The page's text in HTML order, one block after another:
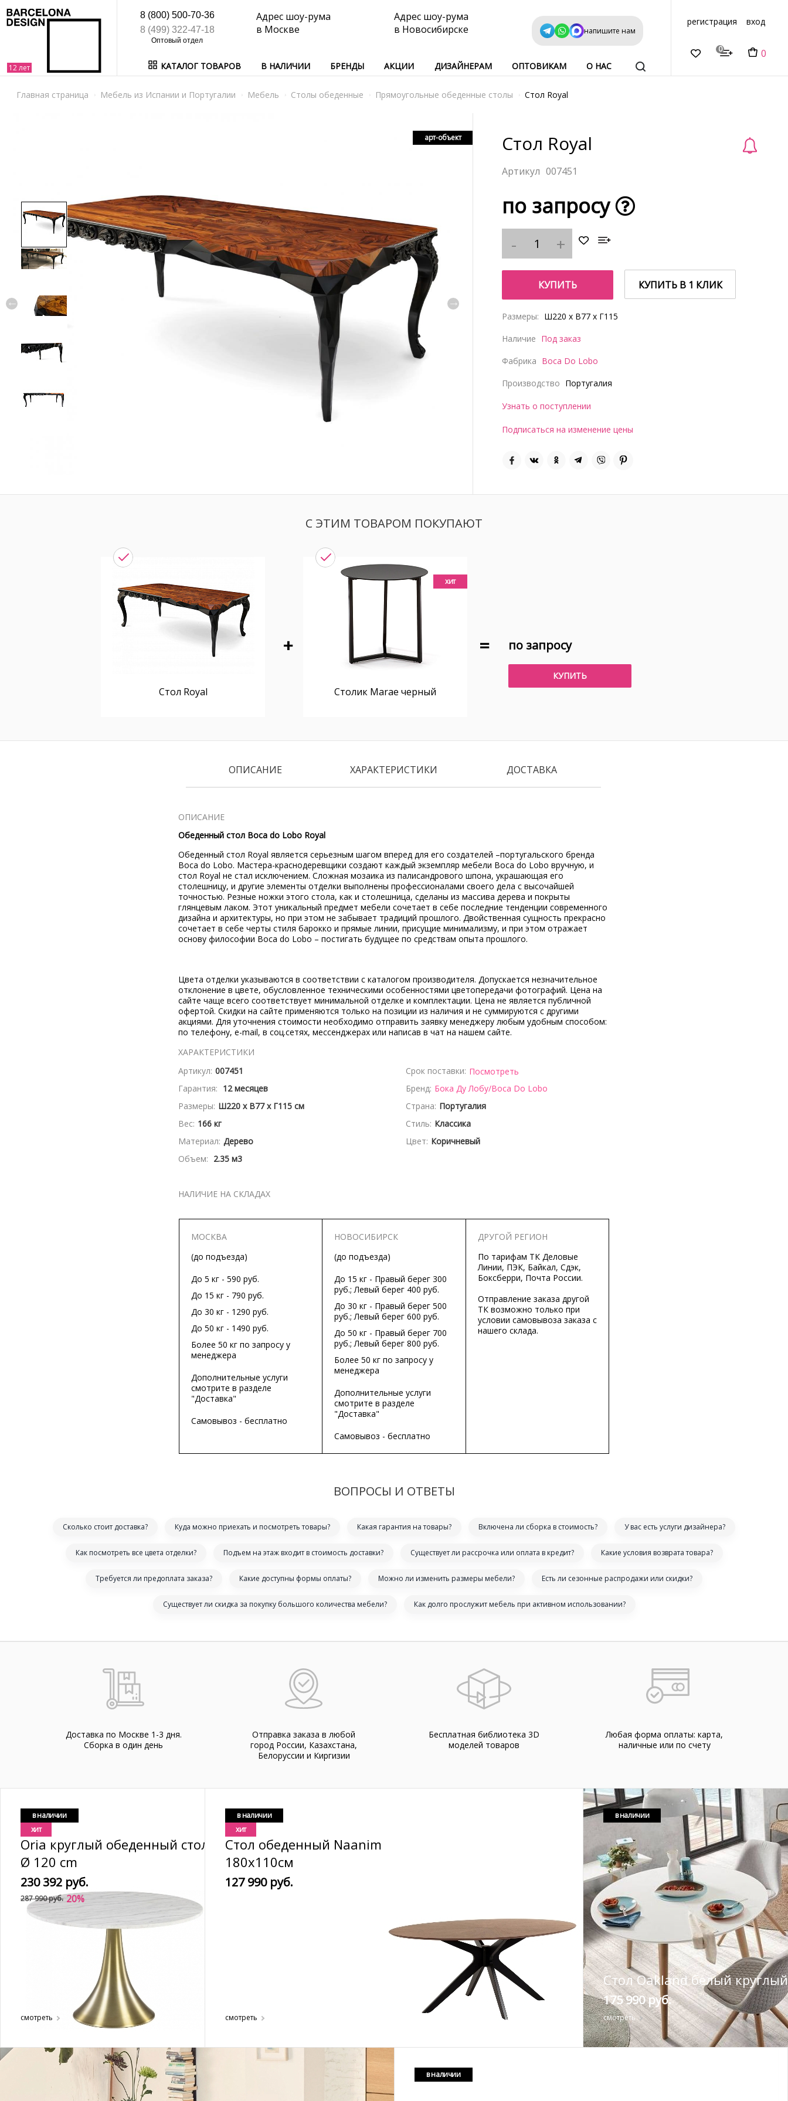
8 (800) 500-70-36
8 (499) 322-47-18
Адрес шоу-рума
в Москве
Адрес шоу-рума
в Новосибирске
напишите нам
КАТАЛОГ ТОВАРОВ В НАЛИЧИИ БРЕНДЫ АКЦИИ ДИЗАЙНЕРАМ ОПТОВИКАМ О НАС
регистрация вход
0 0
Главная страница Мебель из Испании и Португалии Мебель Столы обеденные Прямоугольные обеденные столы Стол Royal
арт-объект Стол Royal
007451
по запросу
КУПИТЬ КУПИТЬ В 1 КЛИК
Размеры: Ш220 x В77 x Г115
Наличие Под заказ
Фабрика Boca Do Lobo
Производство Португалия
Узнать о поступлении
Подписаться на изменение цены
С ЭТИМ ТОВАРОМ ПОКУПАЮТ
Стол Royal
хит
Столик Marae черный
по запросу
КУПИТЬ
ОПИСАНИЕ ХАРАКТЕРИСТИКИ ДОСТАВКА
ОПИСАНИЕ
Обеденный стол Boca do Lobo Royal
Обеденный стол Royal является серьезным шагом вперед для его создателей –португальского бренда
Boca do Lobo. Мастера-краснодеревщики создают каждый экземпляр мебели Boca do Lobo вручную, и
стол Royal не стал исключением. Сложная мозаика из палисандрового шпона, украшающая его
столешницу, и другие элементы отделки выполнены профессионалами своего дела с высочайшей
точностью. Резные ножки этого стола, как и столешница, сделаны из массива дерева и покрыты
глянцевым лаком. Этот уникальный предмет мебели сочетает в себе последние тенденции современного
дизайна и архитектуры, но при этом не забывает традиций прошлого. Двойственная сущность прекрасно
сочетает в себе черты стиля барокко и прямые линии, присущие минимализму, и при этом отражает
основу философии Boca do Lobo – постигать будущее по средствам опыта прошлого.
Цвета отделки указываются в соответствии с каталогом производителя. Допускается незначительное
отклонение в цвете, обусловленное техническими особенностями цветопередачи фотографий. Цена на
сайте чаще всего соответствует минимальной отделке и комплектации. Цена не является публичной
офертой. Скидки на сайте применяются только на позиции из наличия и не суммируются с другими
акциями. Для уточнения стоимости необходимо отправить заявку менеджеру любым удобным способом:
по телефону, e-mail, в соц.сетях, мессенджерах или написав в чат на нашем сайте.
ХАРАКТЕРИСТИКИ
Артикул: 007451 Срок поставки: Посмотреть
Гарантия: 12 месяцев Бренд: Бока Ду Лобу/Boca Do Lobo
Размеры: Ш220 x В77 x Г115 см Страна: Португалия
Вес: 166 кг Стиль: Классика
Материал: Дерево Цвет: Коричневый
Объем: 2.35 м3
НАЛИЧИЕ НА СКЛАДАХ
МОСКВА
(до подъезда)
До 5 кг - 590 руб.
До 15 кг - 790 руб.
До 30 кг - 1290 руб.
До 50 кг - 1490 руб.
Более 50 кг по запросу у
менеджера
Дополнительные услуги
смотрите в разделе
"Доставка"
Самовывоз - бесплатно
НОВОСИБИРСК
(до подъезда)
До 15 кг - Правый берег 300
руб.; Левый берег 400 руб.
До 30 кг - Правый берег 500
руб.; Левый берег 600 руб.
До 50 кг - Правый берег 700
руб.; Левый берег 800 руб.
Более 50 кг по запросу у
менеджера
Дополнительные услуги
смотрите в разделе
"Доставка"
Самовывоз - бесплатно
ДРУГОЙ РЕГИОН
По тарифам ТК Деловые
Линии, ПЭК, Байкал, Сдэк,
Боксберри, Почта России.
Отправление заказа другой
ТК возможно только при
условии самовывоза заказа с
нашего склада.
ВОПРОСЫ И ОТВЕТЫ
Сколько стоит доставка? Куда можно приехать и посмотреть товары? Какая гарантия на товары? Включена ли сборка в стоимость? У вас есть услуги дизайнера?
Как посмотреть все цвета отделки? Подъем на этаж входит в стоимость доставки? Существует ли рассрочка или оплата в кредит? Какие условия возврата товара?
Требуется ли предоплата заказа? Какие доступны формы оплаты? Можно ли изменить размеры мебели? Есть ли сезонные распродажи или скидки?
Существует ли скидка за покупку большого количества мебели? Как долго прослужит мебель при активном использовании?
Доставка по Москве 1-3 дня.
Cборка в один день
Отправка заказа в любой
город России, Казахстана,
Белоруссии и Киргизии
Бесплатная библиотека 3D
моделей товаров
Любая форма оплаты: карта,
наличные или по счету
в наличии
хит
смотреть
Oria круглый обеденный стол
Ø 120 cm
230 392 руб.
287 990 руб. 20%
в наличии
хит
смотреть
Стол обеденный Naanim
180x110см
127 990 руб.
в наличии
смотреть
Стол Oakland белый круглый
175 990 руб.
в наличии